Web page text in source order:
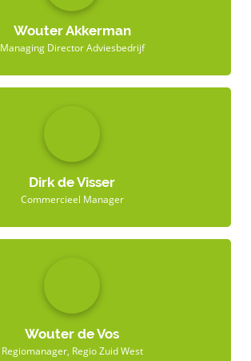
Wouter Akkerman
Managing Director Adviesbedrijf
Dirk de Visser
Commercieel Manager
Wouter de Vos
Regiomanager, Regio Zuid West